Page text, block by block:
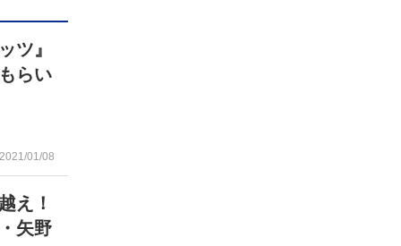
ツ』
らい
2021/01/08
え！
矢野